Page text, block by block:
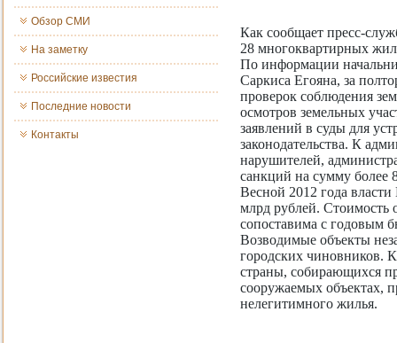
Обзор СМИ
На заметку
Российские известия
Последние новости
Контакты
Как сообщает пресс-
28 многоквартирных
По информации
Саркиса Егояна, за
проверок соблюдения
осмотров земельных
заявлений в суды для
законодательства. К
нарушителей,
санкций на сумму более
Весной 2012 года
млрд рублей. Стоимость
сопоставима с годовым
Возводимые объекты
городских чиновников.
страны, собирающихся
сооружаемых объектах,
нелегитимного жилья.